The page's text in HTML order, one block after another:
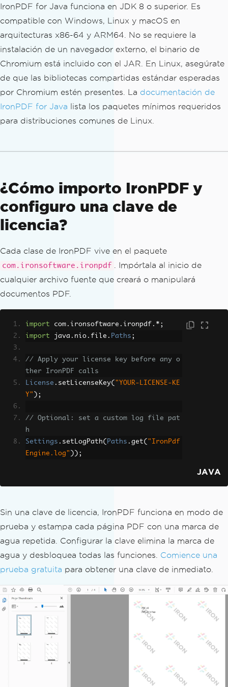
IronPDF for Java funciona en JDK 8 o superior. Es
compatible con Windows, Linux y macOS en
arquitecturas x86-64 y ARM64. No se requiere la
instalación de un navegador externo, el binario de
Chromium está incluido con el JAR. En Linux, asegúrate
de que las bibliotecas compartidas estándar esperadas
por Chromium estén presentes. La documentación de
IronPDF for Java lista los paquetes mínimos requeridos
para distribuciones comunes de Linux.
¿Cómo importo IronPDF y
configuro una clave de
licencia?
Cada clase de IronPDF vive en el paquete
com.ironsoftware.ironpdf . Impórtala al inicio de
cualquier archivo fuente que creará o manipulará
documentos PDF.
import com . ironsoftware . ironpdf .*;
import java . nio . file . Paths ;
// Apply your license key before any o
ther IronPDF calls
License . setLicenseKey( "YOUR-LICENSE-KE
Y" );
// Optional: set a custom log file pat
h
Settings . setLogPath( Paths . get( "IronPdf
Engine.log" ));
JAVA
Sin una clave de licencia, IronPDF funciona en modo de
prueba y estampa cada página PDF con una marca de
agua repetida. Configurar la clave elimina la marca de
agua y desbloquea todas las funciones. Comience una
prueba gratuita para obtener una clave de inmediato.